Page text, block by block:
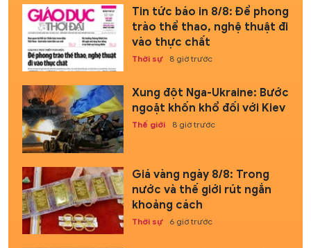
Tin tức báo in 8/8: Để phong
trào thể thao, nghệ thuật đi
vào thực chất
Thời sự 8 giờ trước
Xung đột Nga-Ukraine: Bước
ngoặt khốn khổ đối với Kiev
Thế giới 8 giờ trước
Giá vàng ngày 8/8: Trong
nước và thế giới rút ngắn
khoảng cách
Thời sự 6 giờ trước